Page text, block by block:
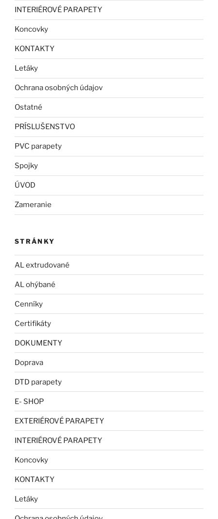
INTERIÉROVÉ PARAPETY
Koncovky
KONTAKTY
Letáky
Ochrana osobných údajov
Ostatné
PRÍSLUŠENSTVO
PVC parapety
Spojky
ÚVOD
Zameranie
STRÁNKY
AL extrudované
AL ohýbané
Cenníky
Certifikáty
DOKUMENTY
Doprava
DTD parapety
E- SHOP
EXTERIÉROVÉ PARAPETY
INTERIÉROVÉ PARAPETY
Koncovky
KONTAKTY
Letáky